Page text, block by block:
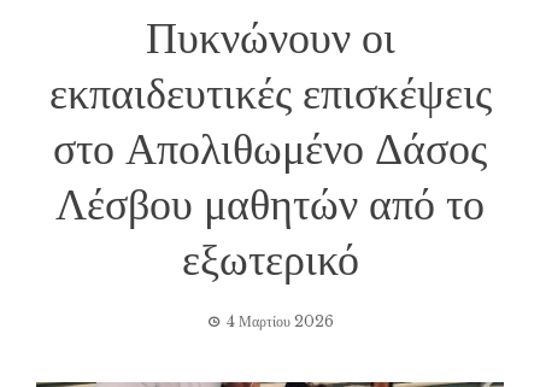
Πυκνώνουν οι
εκπαιδευτικές επισκέψεις
στο Απολιθωμένο Δάσος
Λέσβου μαθητών από το
εξωτερικό
4 Μαρτίου 2026